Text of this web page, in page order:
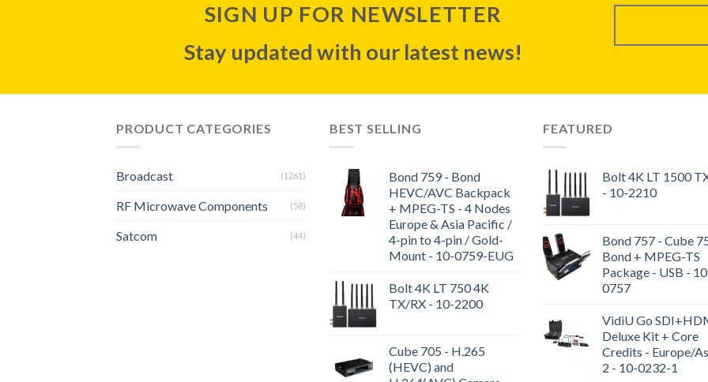
SIGN UP FOR NEWSLETTER
Stay updated with our latest news!
PRODUCT CATEGORIES
Broadcast (1261)
RF Microwave Components (58)
Satcom (44)
BEST SELLING
Bond 759 - Bond
HEVC/AVC Backpack
+ MPEG-TS - 4 Nodes
Europe & Asia Pacific /
4-pin to 4-pin / Gold-
Mount - 10-0759-EUG
Bolt 4K LT 750 4K
TX/RX - 10-2200
Cube 705 - H.265
(HEVC) and
FEATURED
Bolt 4K LT 1500
- 10-2210
Bond 757 - Cube
Bond + MPEG-TS
Package - USB -
0757
VidiU Go
Deluxe Kit + Core
Credits - Europe/
2 - 10-0232-1